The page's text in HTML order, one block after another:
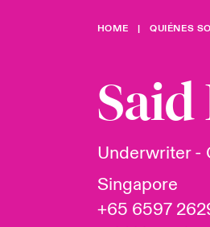
Quiénes somos
Ver más novedades
Área de clientes
HOME QUIÉNES
Underwriter -
Singapore
+65 6597